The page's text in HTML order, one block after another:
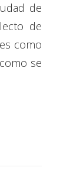
de
de
como
se